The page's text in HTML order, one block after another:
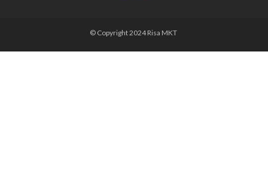
© Copyright 2024 Risa MKT